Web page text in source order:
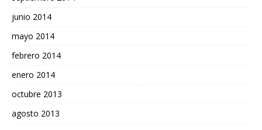
junio 2014
mayo 2014
febrero 2014
enero 2014
octubre 2013
agosto 2013